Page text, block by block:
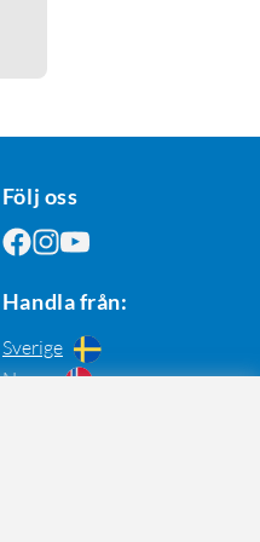
Följ oss
Handla från:
Sverige
Norge